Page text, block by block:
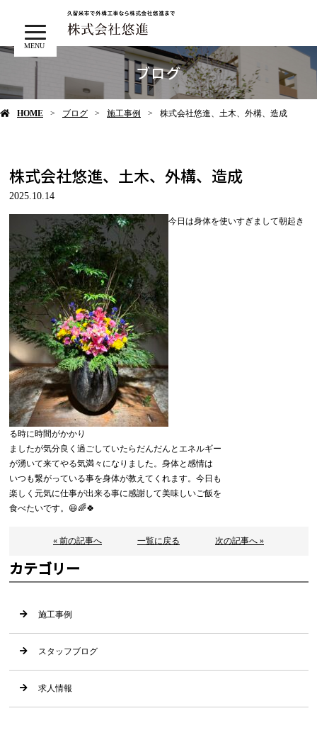
MENU
ブログ
HOME ブログ 施工事例 株式会社悠進、土木、外構、造成
株式会社悠進、土木、外構、造成
2025.10.14
今日は身体を使いすぎまして朝起き
る時に時間がかかり
ましたが気分良く過ごしていたらだんだんとエネルギー
が湧いて来てやる気満々になりました。身体と感情は
いつも繋がっている事を身体が教えてくれます。今日も
楽しく元気に仕事が出来る事に感謝して美味しいご飯を
食べたいです。😃🌈🍀
« 前の記事へ 一覧に戻る 次の記事へ »
カテゴリー
施工事例
スタッフブログ
求人情報